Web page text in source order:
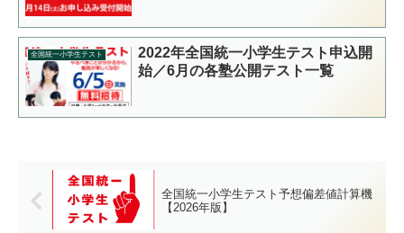
全国統一小学生テスト
2022年全国統一小学生テスト申込開
始／6月の各塾公開テスト一覧
全国統一小学生テスト予想偏差値計算機
【2026年版】